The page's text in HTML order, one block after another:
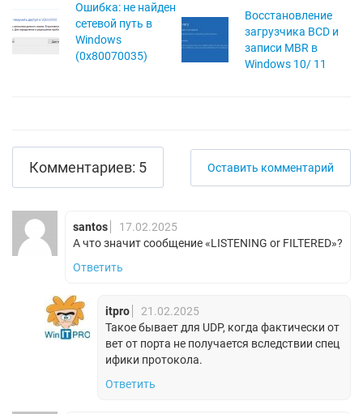
Ошибка: не найден
сетевой путь в
Windows
(0x80070035)
Восстановление
загрузчика BCD и
записи MBR в
Windows 10/ 11
Комментариев: 5 Оставить комментарий
santos
17.02.2025
А что значит сообщение «LISTENING or FILTERED»?
Ответить
itpro
21.02.2025
Такое бывает для UDP, когда фактически от
вет от порта не получается вследствии спец
ифики протокола.
Ответить